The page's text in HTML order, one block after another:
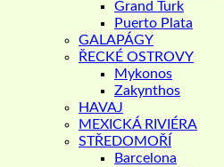
Grand Turk
Puerto Plata
GALAPÁGY
ŘECKÉ OSTROVY
Mykonos
Zakynthos
HAVAJ
MEXICKÁ RIVIÉRA
STŘEDOMOŘÍ
Barcelona